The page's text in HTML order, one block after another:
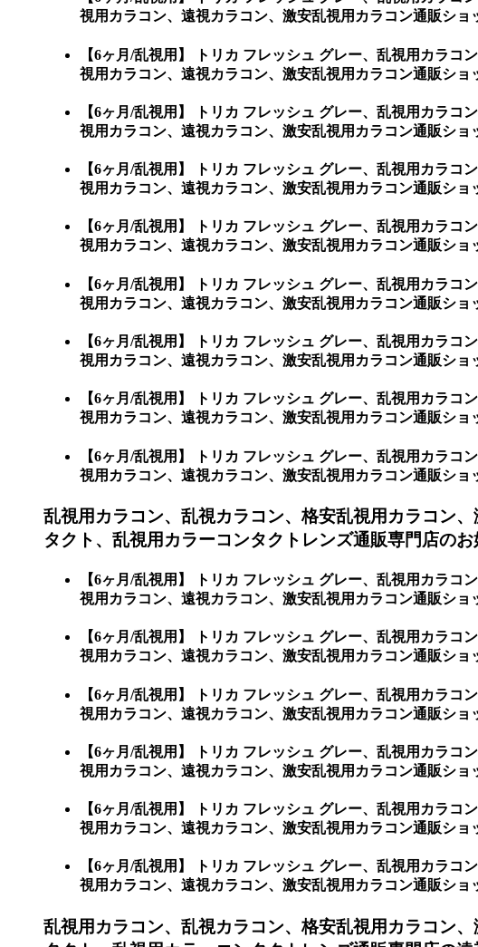
視用カラコン、遠視カラコン、激安乱視用カラコン通販シ
【6ヶ月/乱視用】 トリカ フレッシュ グレー、乱視用カラ
視用カラコン、遠視カラコン、激安乱視用カラコン通販シ
【6ヶ月/乱視用】 トリカ フレッシュ グレー、乱視用カラ
視用カラコン、遠視カラコン、激安乱視用カラコン通販シ
【6ヶ月/乱視用】 トリカ フレッシュ グレー、乱視用カラ
視用カラコン、遠視カラコン、激安乱視用カラコン通販シ
【6ヶ月/乱視用】 トリカ フレッシュ グレー、乱視用カラ
視用カラコン、遠視カラコン、激安乱視用カラコン通販シ
【6ヶ月/乱視用】 トリカ フレッシュ グレー、乱視用カラ
視用カラコン、遠視カラコン、激安乱視用カラコン通販シ
【6ヶ月/乱視用】 トリカ フレッシュ グレー、乱視用カラ
視用カラコン、遠視カラコン、激安乱視用カラコン通販シ
【6ヶ月/乱視用】 トリカ フレッシュ グレー、乱視用カラ
視用カラコン、遠視カラコン、激安乱視用カラコン通販ショ
【6ヶ月/乱視用】 トリカ フレッシュ グレー、乱視用カラ
視用カラコン、遠視カラコン、激安乱視用カラコン通販ショ
乱視用カラコン、乱視カラコン、格安乱視用カラコン
タクト、乱視用カラーコンタクトレンズ通販専門店の
【6ヶ月/乱視用】 トリカ フレッシュ グレー、乱視用カラ
視用カラコン、遠視カラコン、激安乱視用カラコン通販ショ
【6ヶ月/乱視用】 トリカ フレッシュ グレー、乱視用カラ
視用カラコン、遠視カラコン、激安乱視用カラコン通販ショ
【6ヶ月/乱視用】 トリカ フレッシュ グレー、乱視用カラ
視用カラコン、遠視カラコン、激安乱視用カラコン通販ショ
【6ヶ月/乱視用】 トリカ フレッシュ グレー、乱視用カラ
視用カラコン、遠視カラコン、激安乱視用カラコン通販ショ
【6ヶ月/乱視用】 トリカ フレッシュ グレー、乱視用カラ
視用カラコン、遠視カラコン、激安乱視用カラコン通販ショ
【6ヶ月/乱視用】 トリカ フレッシュ グレー、乱視用カラ
視用カラコン、遠視カラコン、激安乱視用カラコン通販ショ
乱視用カラコン、乱視カラコン、格安乱視用カラコン